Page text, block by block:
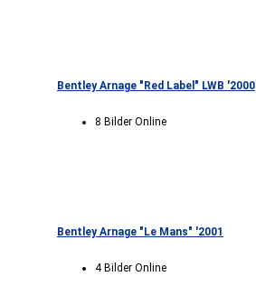
Bentley Arnage "Red Label" LWB '2000
8 Bilder Online
Bentley Arnage "Le Mans" '2001
4 Bilder Online